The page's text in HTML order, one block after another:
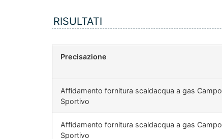
RISULTATI
Precisazione
Affidamento fornitura scaldacqua a gas Campo
Sportivo
Affidamento fornitura scaldacqua a gas Campo
Sportivo